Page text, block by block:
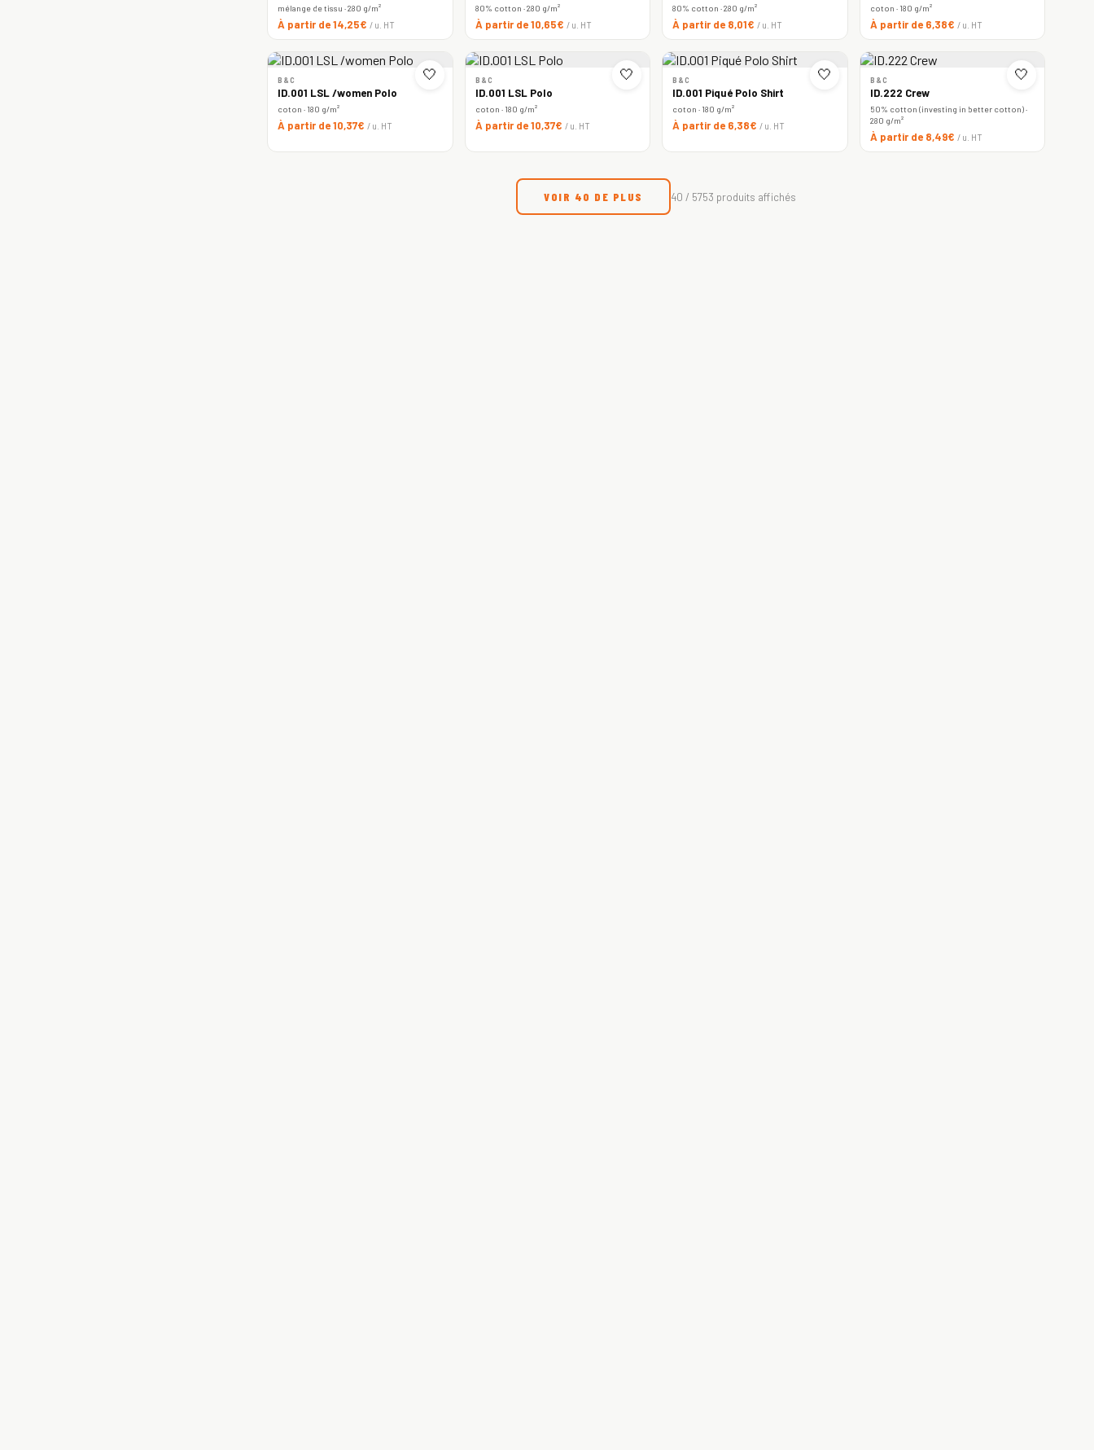
mélange de tissu · 280 g/m²
À partir de 14,25€ / u. HT
80% cotton · 280 g/m²
À partir de 10,65€ / u. HT
80% cotton · 280 g/m²
À partir de 8,01€ / u. HT
coton · 180 g/m²
À partir de 6,38€ / u. HT
🤍
B&C
ID.001 LSL /women Polo
coton · 180 g/m²
À partir de 10,37€ / u. HT
🤍
B&C
ID.001 LSL Polo
coton · 180 g/m²
À partir de 10,37€ / u. HT
🤍
B&C
ID.001 Piqué Polo Shirt
coton · 180 g/m²
À partir de 6,38€ / u. HT
🤍
B&C
ID.222 Crew
50% cotton (investing in better cotton) ·
280 g/m²
À partir de 8,49€ / u. HT
VOIR 40 DE PLUS 40 / 5753 produits affichés